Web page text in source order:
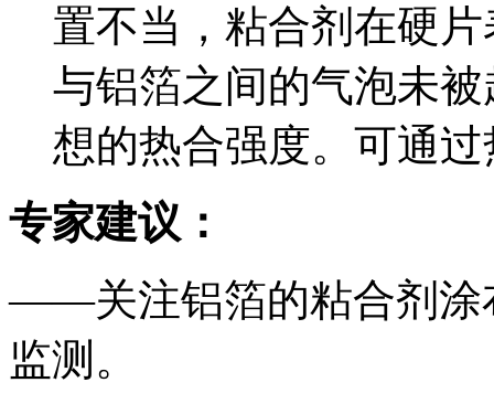
置不当，粘合剂在硬
与铝箔之间的气泡未
想的热合强度。可通
专家建议：
——关注铝箔的粘合剂涂
监测。